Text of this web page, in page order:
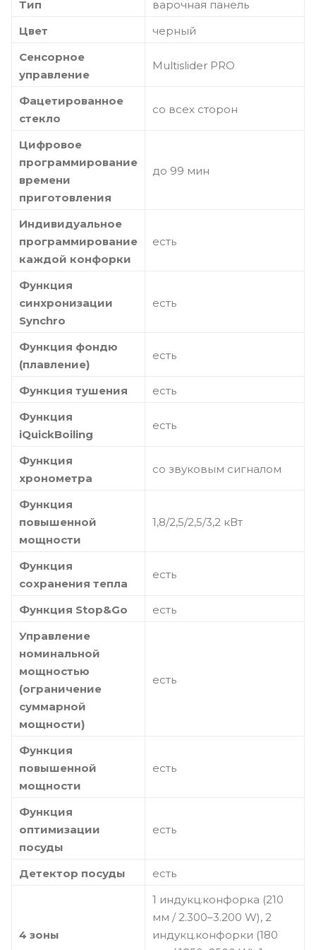
Тип
варочная панель
Цвет
черный
Сенсорное
управление
Multislider PRO
Фацетированное
стекло
со всех сторон
Цифровое
программирование
времени
приготовления
до 99 мин
Индивидуальное
программирование
каждой конфорки
есть
Функция
синхронизации
Synchro
есть
Функция фондю
(плавление)
есть
Функция тушения
есть
Функция
iQuickBoiling
есть
Функция
хронометра
со звуковым сигналом
Функция
повышенной
мощности
1,8/2,5/2,5/3,2 кВт
Функция
сохранения тепла
есть
Функция Stop&Go
есть
Управление
номинальной
мощностью
(ограничение
суммарной
мощности)
есть
Функция
повышенной
мощности
есть
Функция
оптимизации
посуды
есть
Детектор посуды есть
4 зоны
1 индукц.конфорка (210
мм / 2.300–3.200 W), 2
индукц.конфорки (180